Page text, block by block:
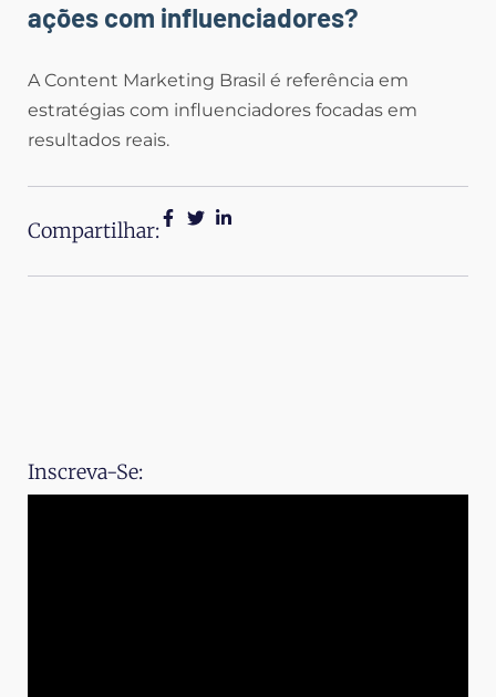
ações com influenciadores?
A Content Marketing Brasil é referência em
estratégias com influenciadores focadas em
resultados reais.
Compartilhar:
Inscreva-Se: